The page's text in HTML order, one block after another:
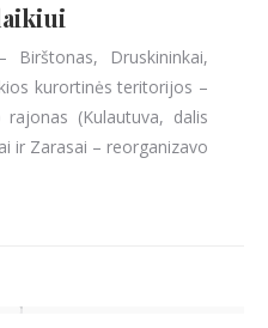
Birštonas, Druskininkai,
kurortinės teritorijos –
rajonas (Kulautuva, dalis
ir Zarasai – reorganizavo